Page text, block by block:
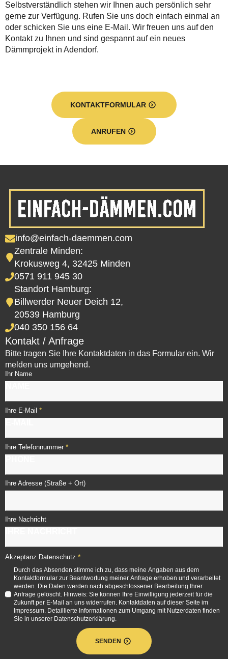
Selbstverständlich stehen wir Ihnen auch persönlich sehr
gerne zur Verfügung. Rufen Sie uns doch einfach einmal an
oder schicken Sie uns eine E-Mail. Wir freuen uns auf den
Kontakt zu Ihnen und sind gespannt auf ein neues
Dämmprojekt in Adendorf.
KONTAKTFORMULAR
ANRUFEN
info@einfach-daemmen.com
Zentrale Minden:
Krokusweg 4, 32425 Minden
0571 911 945 30
Standort Hamburg:
Billwerder Neuer Deich 12,
20539 Hamburg
040 350 156 64
Kontakt / Anfrage
Bitte tragen Sie Ihre Kontaktdaten in das Formular ein. Wir
melden uns umgehend.
Ihr Name
Ihre E-Mail *
Ihre Telefonnummer *
Ihre Adresse (Straße + Ort)
Ihre Nachricht
Akzeptanz Datenschutz *
Durch das Absenden stimme ich zu, dass meine Angaben aus dem
Kontaktformular zur Beantwortung meiner Anfrage erhoben und verarbeitet
werden. Die Daten werden nach abgeschlossener Bearbeitung Ihrer
Anfrage gelöscht. Hinweis: Sie können Ihre Einwilligung jederzeit für die
Zukunft per E-Mail an uns widerrufen. Kontaktdaten auf dieser Seite im
Impressum. Detaillierte Informationen zum Umgang mit Nutzerdaten finden
Sie in unserer Datenschutzerklärung.
SENDEN